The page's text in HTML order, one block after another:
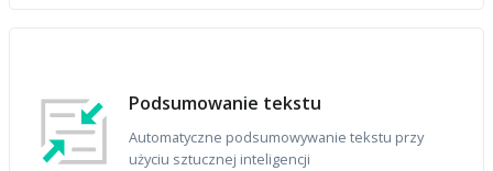
Podsumowanie tekstu
Automatyczne podsumowywanie tekstu przy
użyciu sztucznej inteligencji